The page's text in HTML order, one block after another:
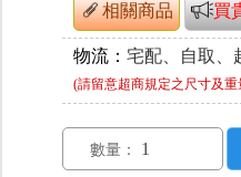
相關商品 買
物流： 宅配、自取、
(請留意超商規定之尺寸及
數量：